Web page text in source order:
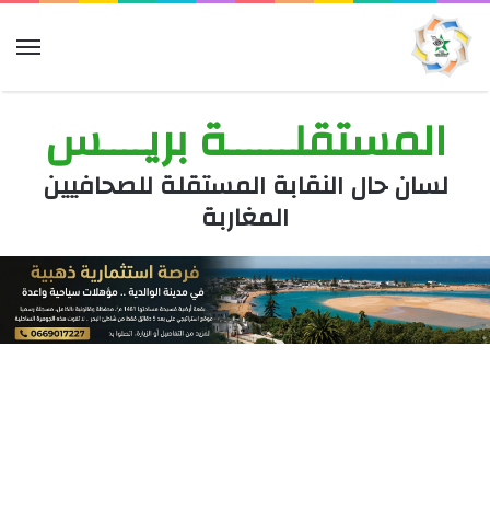
المستقلــــــة بريــــس
لسان حال النقابة المستقلة للصحافيين
المغاربة